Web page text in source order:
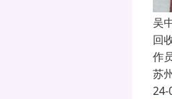
吴
回
作
苏
24-